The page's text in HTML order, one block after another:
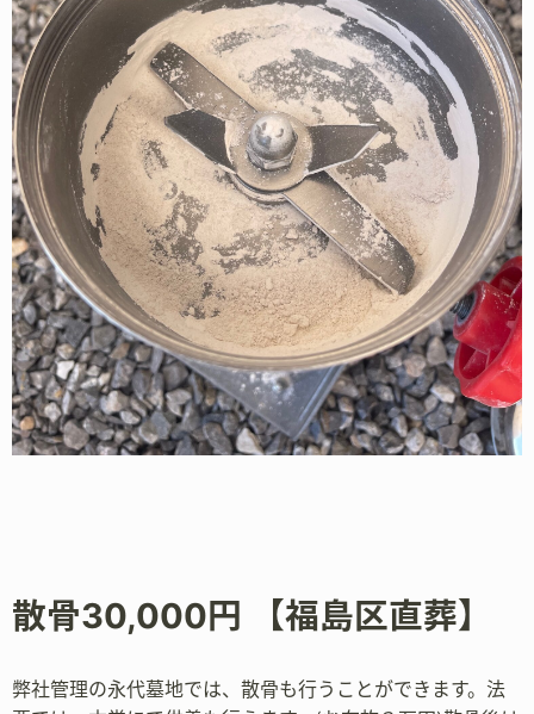
散骨30,000円 【福島区直葬】
弊社管理の永代墓地では、散骨も行うことができます。法